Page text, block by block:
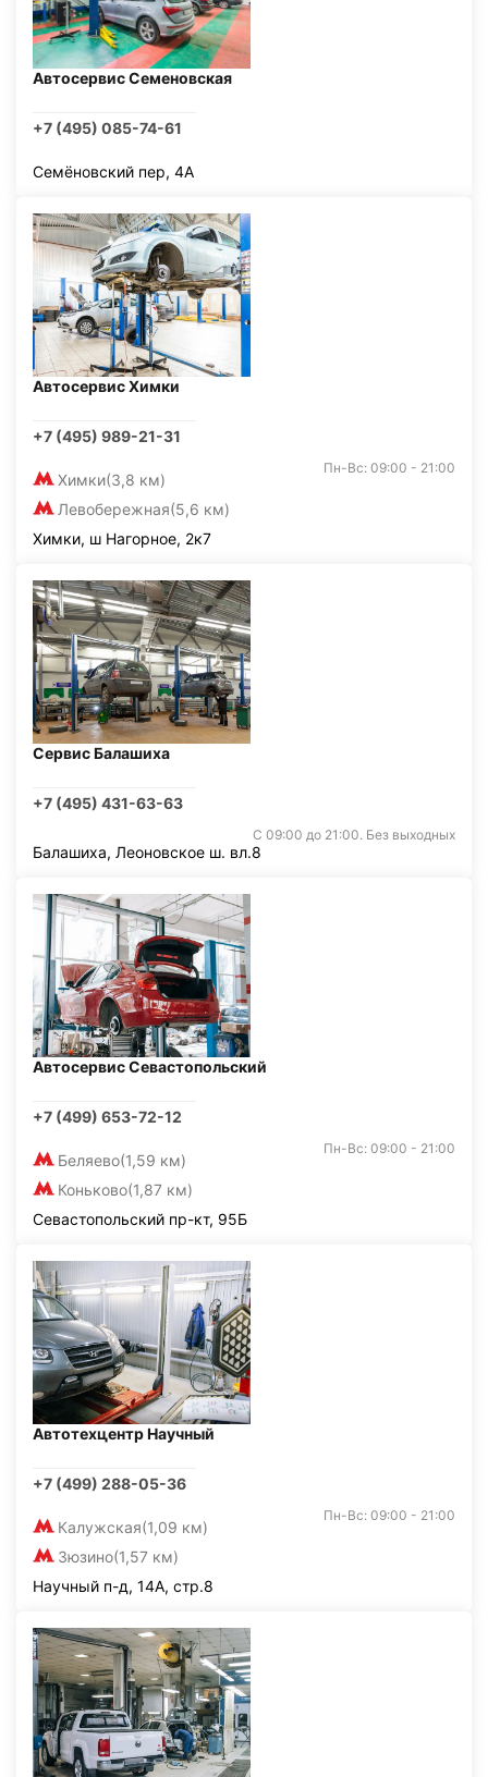
Автосервис Семеновская
+7 (495) 085-74-61
Семёновский пер, 4А
Автосервис Химки
+7 (495) 989-21-31
Химки(3,8 км)
Левобережная(5,6 км)
Пн-Вс: 09:00 - 21:00
Химки, ш Нагорное, 2к7
Сервис Балашиха
+7 (495) 431-63-63
С 09:00 до 21:00. Без выходных
Балашиха, Леоновское ш. вл.8
Автосервис Севастопольский
+7 (499) 653-72-12
Беляево(1,59 км)
Коньково(1,87 км)
Пн-Вс: 09:00 - 21:00
Севастопольский пр-кт, 95Б
Автотехцентр Научный
+7 (499) 288-05-36
Калужская(1,09 км)
Зюзино(1,57 км)
Пн-Вс: 09:00 - 21:00
Научный п-д, 14А, стр.8